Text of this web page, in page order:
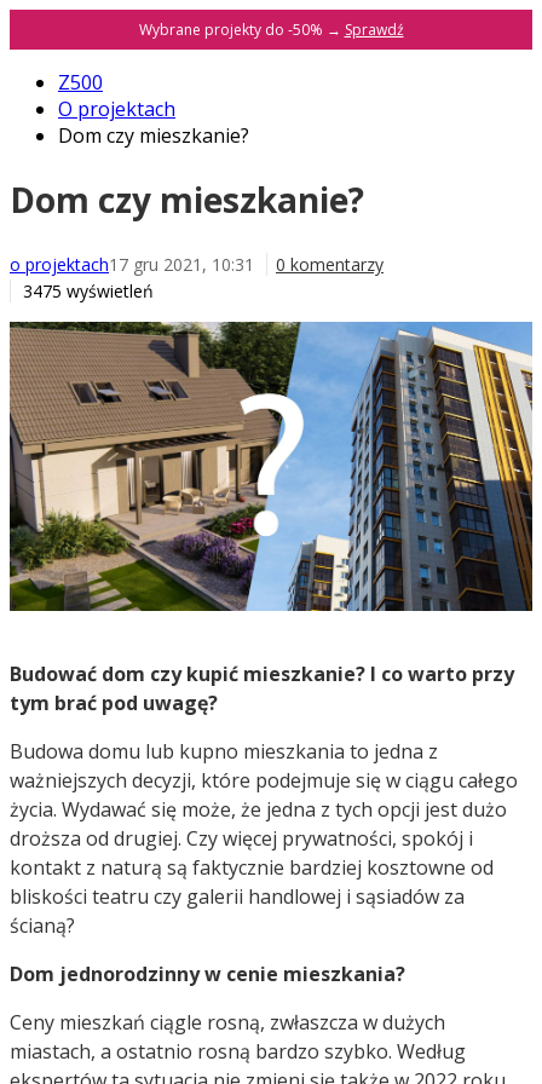
Wybrane projekty do -50% → Sprawdź
Z500
O projektach
Dom czy mieszkanie?
Dom czy mieszkanie?
o projektach17 gru 2021, 10:31
0 komentarzy
3475 wyświetleń
Budować dom czy kupić mieszkanie? I co warto przy
tym brać pod uwagę?
Budowa domu lub kupno mieszkania to jedna z
ważniejszych decyzji, które podejmuje się w ciągu całego
życia. Wydawać się może, że jedna z tych opcji jest dużo
droższa od drugiej. Czy więcej prywatności, spokój i
kontakt z naturą są faktycznie bardziej kosztowne od
bliskości teatru czy galerii handlowej i sąsiadów za
ścianą?
Dom jednorodzinny w cenie mieszkania?
Ceny mieszkań ciągle rosną, zwłaszcza w dużych
miastach, a ostatnio rosną bardzo szybko. Według